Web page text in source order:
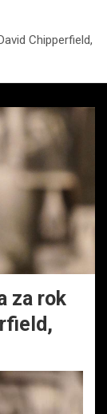
Chipperfield,
za rok